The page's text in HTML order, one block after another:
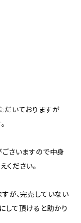
だいておりますが
さいますので中身
ださい。
が、完売していない
して頂けると助かり